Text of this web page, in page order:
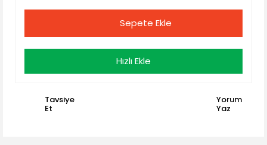
Sepete Ekle
Hızlı Ekle
Tavsiye
Et
Yorum
Yaz